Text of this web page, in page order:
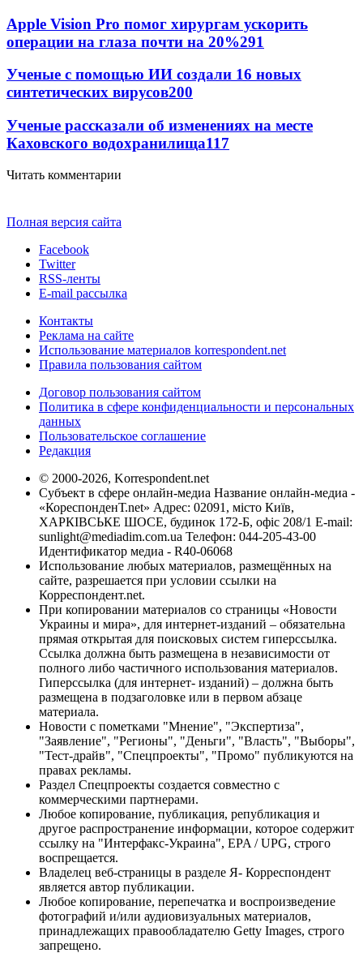
Apple Vision Pro помог хирургам ускорить
операции на глаза почти на 20%291
Ученые с помощью ИИ создали 16 новых
синтетических вирусов200
Ученые рассказали об изменениях на месте
Каховского водохранилища117
Читать комментарии
Полная версия сайта
Facebook
Twitter
RSS-ленты
E-mail рассылка
Контакты
Реклама на сайте
Использование материалов korrespondent.net
Правила пользования сайтом
Договор пользования сайтом
Политика в сфере конфиденциальности и персональных
данных
Пользовательское соглашение
Редакция
© 2000-2026, Korrespondent.net
Субъект в сфере онлайн-медиа Название онлайн-медиа -
«КореспонденТ.net» Адрес: 02091, місто Київ,
ХАРКІВСЬКЕ ШОСЕ, будинок 172-Б, офіс 208/1 E-mail:
sunlight@mediadim.com.ua Телефон: 044-205-43-00
Идентификатор медиа - R40-06068
Использование любых материалов, размещённых на
сайте, разрешается при условии ссылки на
Корреспондент.net.
При копировании материалов со страницы «Новости
Украины и мира», для интернет-изданий – обязательна
прямая открытая для поисковых систем гиперссылка.
Ссылка должна быть размещена в независимости от
полного либо частичного использования материалов.
Гиперссылка (для интернет- изданий) – должна быть
размещена в подзаголовке или в первом абзаце
материала.
Новости с пометками "Мнение", "Экспертиза",
"Заявление", "Регионы", "Деньги", "Власть", "Выборы",
"Тест-драйв", "Спецпроекты", "Промо" публикуются на
правах рекламы.
Раздел Спецпроекты создается совместно с
коммерческими партнерами.
Любое копирование, публикация, републикация и
другое распространение информации, которое содержит
ссылку на "Интерфакс-Украина", EPA / UPG, строго
воспрещается.
Владелец веб-страницы в разделе Я- Корреспондент
является автор публикации.
Любое копирование, перепечатка и воспроизведение
фотографий и/или аудиовизуальных материалов,
принадлежащих правообладателю Getty Images, строго
запрещено.